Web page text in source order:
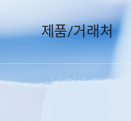
제품/거래처